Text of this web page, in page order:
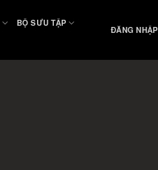
BỘ SƯU TẬP
ĐĂNG NHẬP